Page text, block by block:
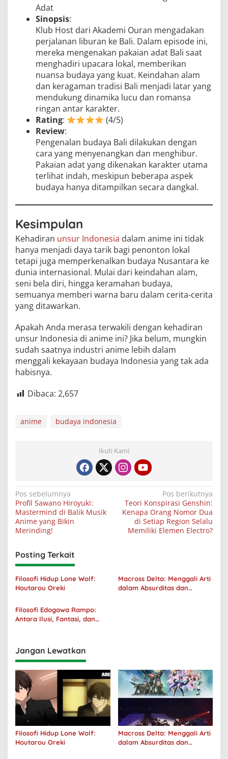
Adat
Sinopsis:
Klub Host dari Akademi Ouran mengadakan
perjalanan liburan ke Bali. Dalam episode ini,
mereka mengenakan pakaian adat Bali saat
menghadiri upacara lokal, memberikan
nuansa budaya yang kuat. Keindahan alam
dan keragaman tradisi Bali menjadi latar yang
mendukung dinamika lucu dan romansa
ringan antar karakter.
Rating:
(4/5)
Review:
Pengenalan budaya Bali dilakukan dengan
cara yang menyenangkan dan menghibur.
Pakaian adat yang dikenakan karakter utama
terlihat indah, meskipun beberapa aspek
budaya hanya ditampilkan secara dangkal.
Kesimpulan
Kehadiran unsur Indonesia dalam anime ini tidak
hanya menjadi daya tarik bagi penonton lokal
tetapi juga memperkenalkan budaya Nusantara ke
dunia internasional. Mulai dari keindahan alam,
seni bela diri, hingga keramahan budaya,
semuanya memberi warna baru dalam cerita-cerita
yang ditawarkan.
Apakah Anda merasa terwakili dengan kehadiran
unsur Indonesia di anime ini? Jika belum, mungkin
sudah saatnya industri anime lebih dalam
menggali kekayaan budaya Indonesia yang tak ada
habisnya.
Dibaca: 2,657
anime budaya indonesia
Ikuti Kami
Navigasi
pos
Pos sebelumnya
Profil Sawano Hiroyuki:
Mastermind di Balik Musik
Anime yang Bikin
Merinding!
Pos berikutnya
Teori Konspirasi Genshin:
Kenapa Orang Nomor Dua
di Setiap Region Selalu
Memiliki Elemen Electro?
Posting Terkait
Filosofi Hidup Lone Wolf:
Houtarou Oreki
Macross Delta: Menggali Arti
dalam Absurditas dan
Filosofi Edogawa Rampo:
Antara Ilusi, Fantasi, dan
Jangan Lewatkan
Filosofi Hidup Lone Wolf:
Houtarou Oreki
Macross Delta: Menggali Arti
dalam Absurditas dan